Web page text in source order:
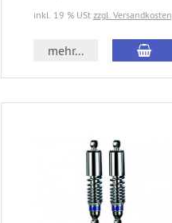
inkl. 19 % USt zzgl. Versandkosten
mehr...